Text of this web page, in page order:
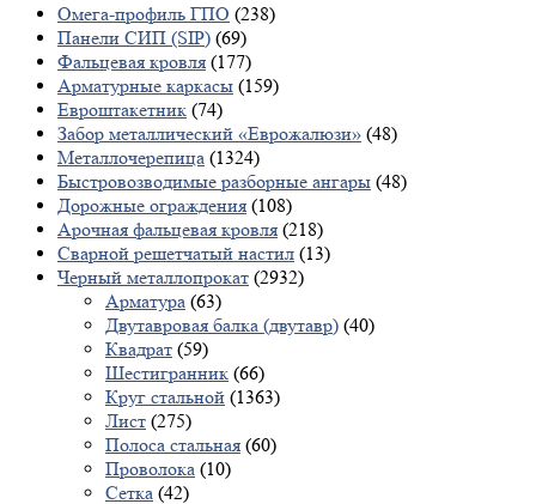
Омега-профиль ГПО (238)
Панели СИП (SIP) (69)
Фальцевая кровля (177)
Арматурные каркасы (159)
Евроштакетник (74)
Забор металлический «Еврожалюзи» (48)
Металлочерепица (1324)
Быстровозводимые разборные ангары (48)
Дорожные ограждения (108)
Арочная фальцевая кровля (218)
Сварной решетчатый настил (13)
Черный металлопрокат (2932)
Арматура (63)
Двутавровая балка (двутавр) (40)
Квадрат (59)
Шестигранник (66)
Круг стальной (1363)
Лист (275)
Полоса стальная (60)
Проволока (10)
Сетка (42)